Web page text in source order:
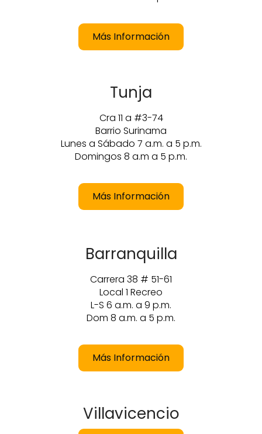
Más Información
Tunja
Cra 11 a #3-74
Barrio Surinama
Lunes a Sábado 7 a.m. a 5 p.m.
Domingos 8 a.m a 5 p.m.
Más Información
Barranquilla
Carrera 38 # 51-61
Local 1 Recreo
L-S 6 a.m. a 9 p.m.
Dom 8 a.m. a 5 p.m.
Más Información
Villavicencio